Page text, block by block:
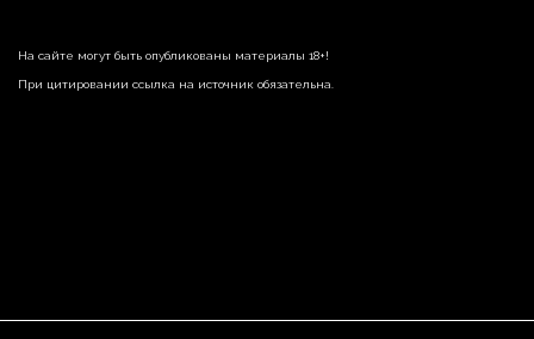
На сайте могут быть опубликованы материалы 18+!
При цитировании ссылка на источник обязательна.